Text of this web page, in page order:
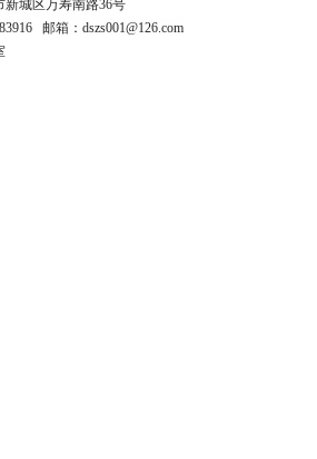
城区万寿南路36号
邮箱：dszs001@126.com